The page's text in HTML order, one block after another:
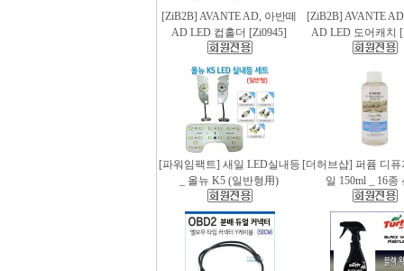
[ZiB2B] AVANTE AD, 아반떼
AD LED 컵홀더 [Zi0945]
[ZiB2B] AVANTE
AD LED 도어캐치
[파워임팩트] 새일 LED실내등
_ 올뉴 K5 (일반형用)
[더허브샵] 퍼퓸 디
일 150ml _ 16종